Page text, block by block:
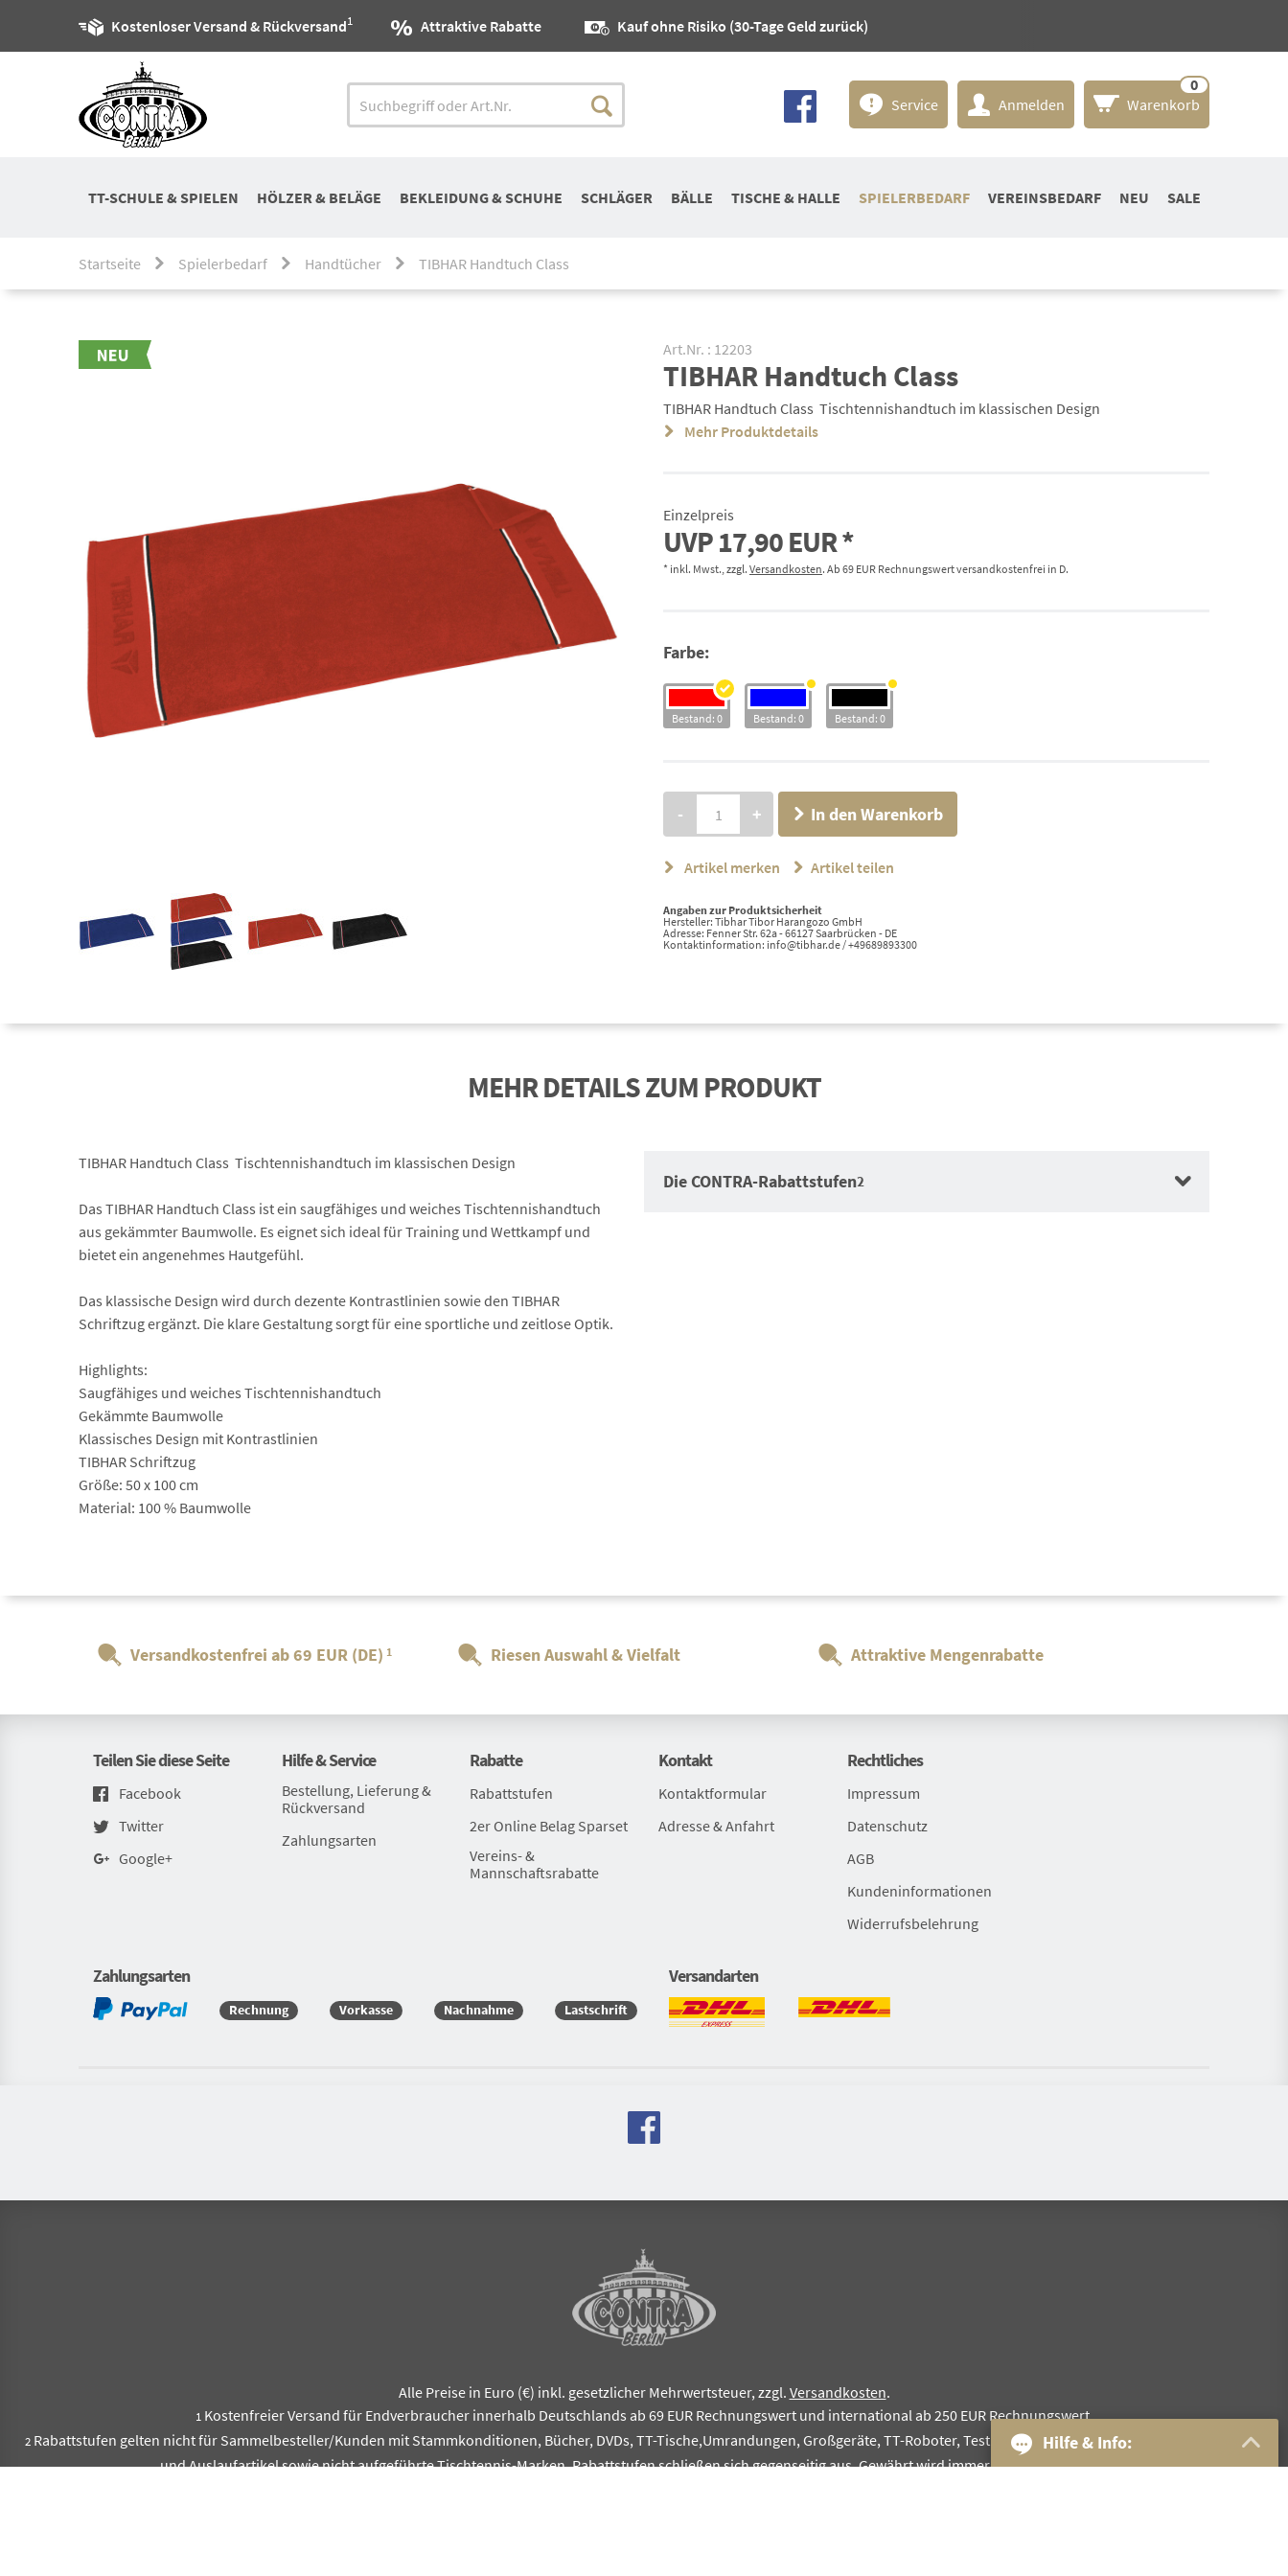
Kostenloser Versand & Rückversand1 Attraktive Rabatte Kauf ohne Risiko (30-Tage Geld zurück)
Service Anmelden Warenkorb
0
TT-SCHULE & SPIELEN HÖLZER & BELÄGE BEKLEIDUNG & SCHUHE SCHLÄGER BÄLLE TISCHE & HALLE SPIELERBEDARF VEREINSBEDARF NEU SALE
Startseite Spielerbedarf Handtücher TIBHAR Handtuch Class
Art.Nr. : 12203
TIBHAR Handtuch Class
TIBHAR Handtuch Class  Tischtennishandtuch im klassischen Design
Mehr Produktdetails
Einzelpreis
UVP17,90 EUR
* inkl. Mwst., zzgl. Versandkosten. Ab 69 EUR Rechnungswert versandkostenfrei in D.
Farbe:
Bestand: 0 Bestand: 0 Bestand: 0
- + In den Warenkorb
Artikel merken Artikel teilen
Angaben zur Produktsicherheit
Hersteller: Tibhar Tibor Harangozo GmbH
Adresse: Fenner Str. 62a - 66127 Saarbrücken - DE
Kontaktinformation: info@tibhar.de / +49689893300
MEHR DETAILS ZUM PRODUKT
TIBHAR Handtuch Class  Tischtennishandtuch im klassischen Design
Das TIBHAR Handtuch Class ist ein saugfähiges und weiches Tischtennishandtuch
aus gekämmter Baumwolle. Es eignet sich ideal für Training und Wettkampf und
bietet ein angenehmes Hautgefühl.
Das klassische Design wird durch dezente Kontrastlinien sowie den TIBHAR
Schriftzug ergänzt. Die klare Gestaltung sorgt für eine sportliche und zeitlose Optik.
Highlights:
Saugfähiges und weiches Tischtennishandtuch
Gekämmte Baumwolle
Klassisches Design mit Kontrastlinien
TIBHAR Schriftzug
Größe: 50 x 100 cm
Material: 100 % Baumwolle
Die CONTRA-Rabattstufen2
Hilfe & Info:
Versandkostenfrei ab 69 EUR (DE) 1 Riesen Auswahl & Vielfalt Attraktive Mengenrabatte
Teilen Sie diese Seite
Facebook
Twitter
Google+
Hilfe & Service
Bestellung, Lieferung &
Rückversand
Zahlungsarten
Rabatte
Rabattstufen
2er Online Belag Sparset
Vereins- &
Mannschaftsrabatte
Kontakt
Kontaktformular
Adresse & Anfahrt
Rechtliches
Impressum
Datenschutz
AGB
Kundeninformationen
Widerrufsbelehrung
Zahlungsarten
Rechnung Vorkasse Nachnahme Lastschrift
Versandarten
Alle Preise in Euro (€) inkl. gesetzlicher Mehrwertsteuer, zzgl. Versandkosten.
1 Kostenfreier Versand für Endverbraucher innerhalb Deutschlands ab 69 EUR Rechnungswert und international ab 250 EUR Rechnungswert.
2 Rabattstufen gelten nicht für Sammelbesteller/Kunden mit Stammkonditionen, Bücher, DVDs, TT-Tische,Umrandungen, Großgeräte, TT-Roboter, Testkoffer, Komplettschläger, Sonderangebote
und Auslaufartikel sowie nicht aufgeführte Tischtennis-Marken. Rabattstufen schließen sich gegenseitig aus. Gewährt wird immer nur eine Rabattstufe.